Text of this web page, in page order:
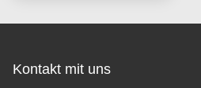
Kontakt mit uns